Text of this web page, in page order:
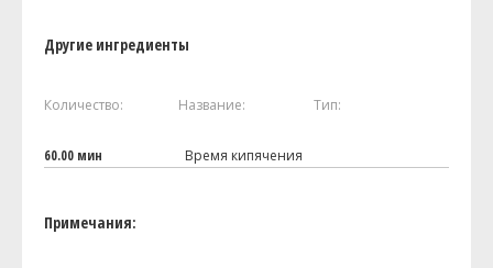
Другие ингредиенты
Количество: Название: Тип:
60.00 мин Время кипячения
Примечания: